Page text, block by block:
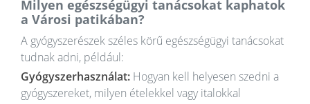
Milyen egészségügyi tanácsokat kaphatok
a Városi patikában?
A gyógyszerészek széles körű egészségügyi tanácsokat
tudnak adni, például:
Gyógyszerhasználat: Hogyan kell helyesen szedni a
gyógyszereket, milyen ételekkel vagy italokkal